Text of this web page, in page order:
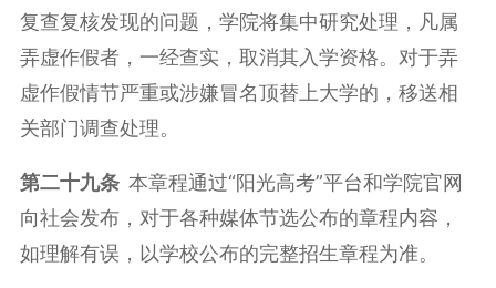
复查复核发现的问题，学院将集中研究处理，凡属
弄虚作假者，一经查实，取消其入学资格。对于弄
虚作假情节严重或涉嫌冒名顶替上大学的，移送相
关部门调查处理。
第二十九条 本章程通过“阳光高考”平台和学院官网
向社会发布，对于各种媒体节选公布的章程内容，
如理解有误，以学校公布的完整招生章程为准。